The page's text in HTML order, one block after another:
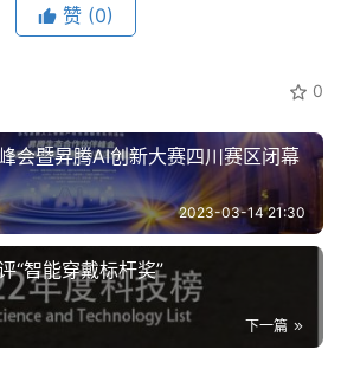
赞 (0)
0
会暨昇腾AI创新大赛四川赛区闭幕
2023-03-14 21:30
“智能穿戴标杆奖”
下一篇